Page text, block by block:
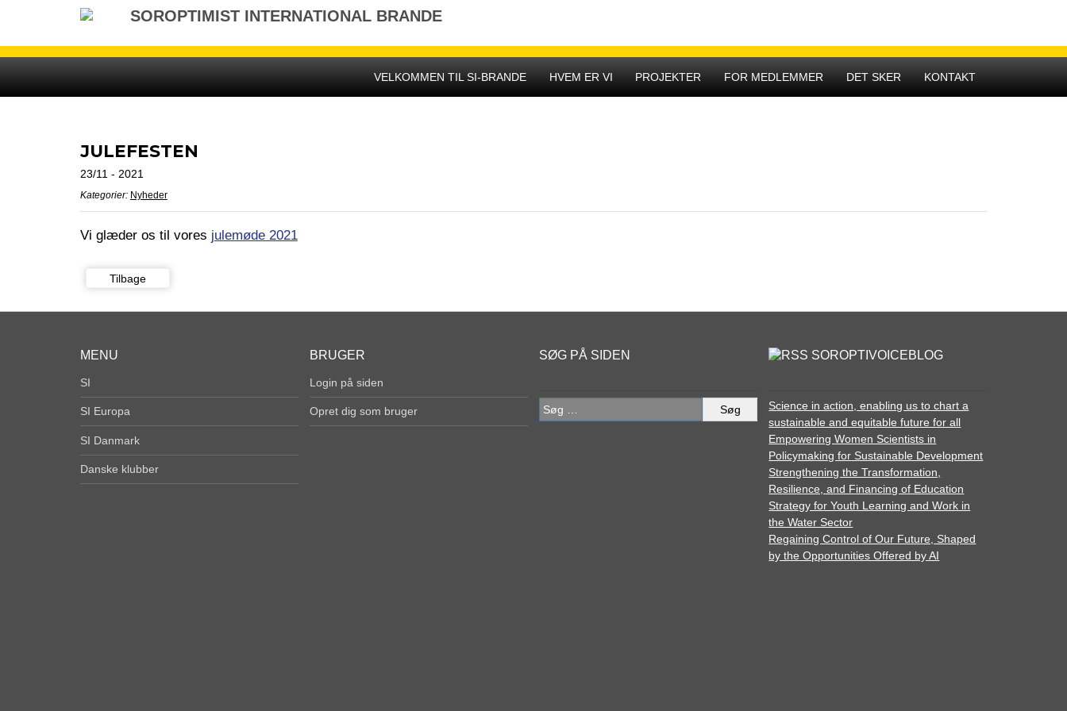
SOROPTIMIST INTERNATIONAL BRANDE
VELKOMMEN TIL SI-BRANDE
HVEM ER VI PROJEKTER FOR MEDLEMMER DET SKER KONTAKT
JULEFESTEN
23/11 - 2021
Kategorier: Nyheder
Vi glæder os til vores julemøde 2021
Tilbage
MENU
SI
SI Europa
SI Danmark
Danske klubber
BRUGER
Login på siden
Opret dig som bruger
SØG PÅ SIDEN
Søg
efter:
SOROPTIVOICEBLOG
Science in action, enabling us to chart a
sustainable and equitable future for all
Empowering Women Scientists in
Policymaking for Sustainable Development
Strengthening the Transformation,
Resilience, and Financing of Education
Strategy for Youth Learning and Work in
the Water Sector
Regaining Control of Our Future, Shaped
by the Opportunities Offered by AI